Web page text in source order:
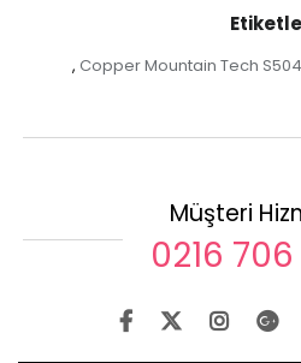
, Copper Mountain Tech
Müşteri
0216